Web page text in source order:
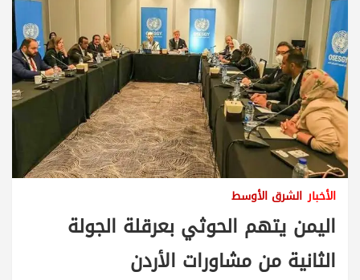
الأخبار الشرق الأوسط
اليمن يتهم الحوثي بعرقلة الجولة
الثانية من مشاورات الأردن